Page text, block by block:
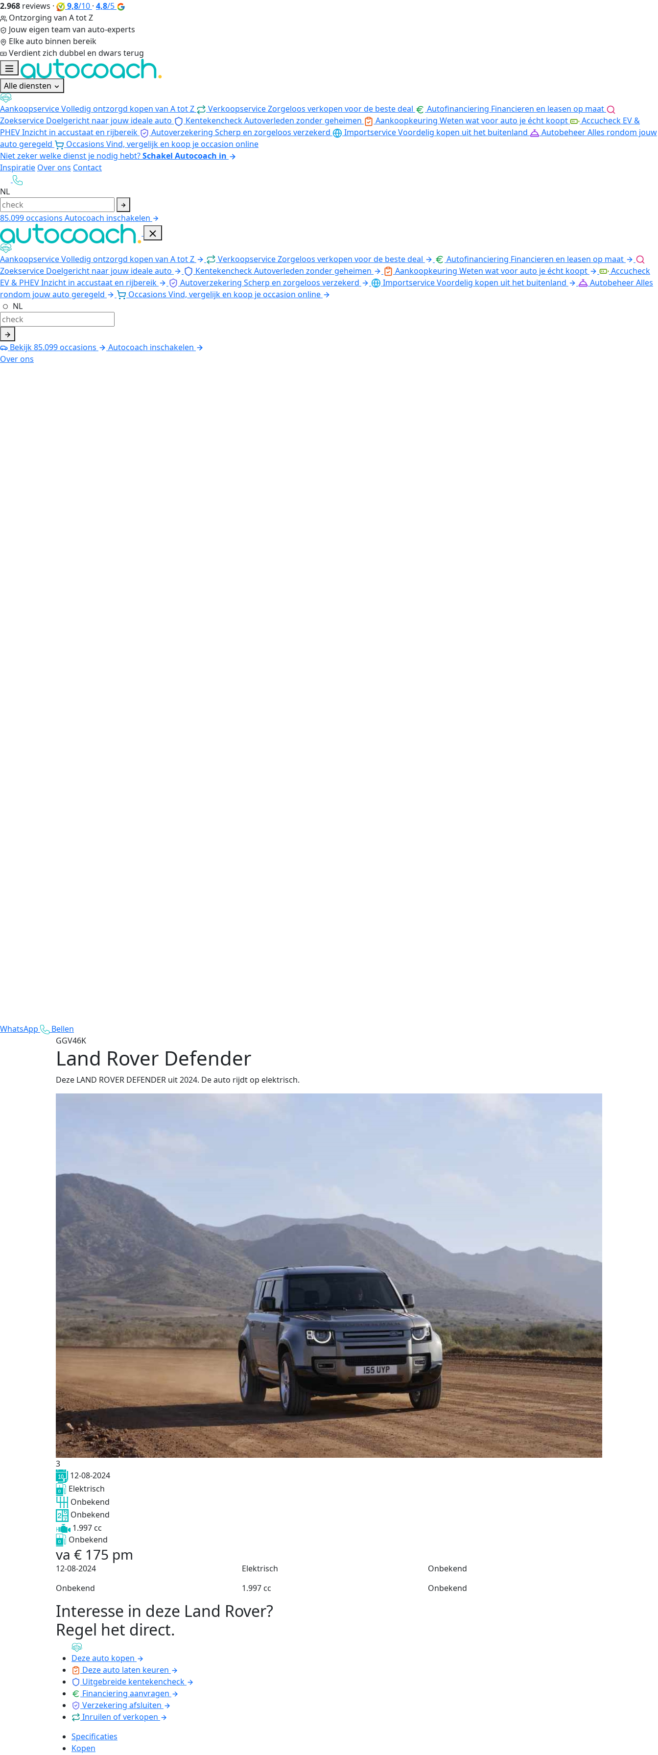
2.968 reviews · 9,8/10 · 4,8/5
Ontzorging van A tot Z
Jouw eigen team van auto-experts
Elke auto binnen bereik
Verdient zich dubbel en dwars terug
Alle diensten
AankoopserviceVolledig ontzorgd kopen van A tot Z VerkoopserviceZorgeloos verkopen voor de beste deal Autofinanciering Financieren en leasen op maat
Zoekservice Doelgericht naar jouw ideale auto KentekencheckAutoverleden zonder geheimen Aankoopkeuring Weten wat voor auto je écht koopt
Accucheck EV &
PHEVInzicht in accustaat en rijbereik Autoverzekering Scherp en zorgeloos verzekerd ImportserviceVoordelig kopen uit het buitenland AutobeheerAlles rondom jouw
auto geregeld
Occasions Vind, vergelijk en koop je occasion online
Niet zeker welke dienst je nodig hebt?Schakel Autocoach in
Inspiratie Over ons Contact
NL
85.099occasions Autocoach inschakelen
AankoopserviceVolledig ontzorgd kopen van A tot Z VerkoopserviceZorgeloos verkopen voor de beste deal Autofinanciering Financieren en leasen op maat
Zoekservice Doelgericht naar jouw ideale auto KentekencheckAutoverleden zonder geheimen Aankoopkeuring Weten wat voor auto je écht koopt
Accucheck
EV & PHEVInzicht in accustaat en rijbereik Autoverzekering Scherp en zorgeloos verzekerd ImportserviceVoordelig kopen uit het buitenland AutobeheerAlles
rondom jouw auto geregeld
Occasions Vind, vergelijk en koop je occasion online
NL
Bekijk85.099occasions
Autocoach inschakelen
Over ons
WhatsApp
Bellen
GGV46K
Land Rover Defender
Deze LAND ROVER DEFENDER uit 2024. De auto rijdt op elektrisch.
3
12-08-2024
Elektrisch
Onbekend
Onbekend
1.997 cc
Onbekend
va € 175 pm
12-08-2024 Elektrisch
Onbekend
Onbekend
1.997 cc Onbekend
Interesse in deze Land Rover?
Regel het direct.
Deze auto kopen
Deze auto laten keuren
Uitgebreide kentekencheck
Financiering aanvragen
Verzekering afsluiten
Inruilen of verkopen
Specificaties
Kopen